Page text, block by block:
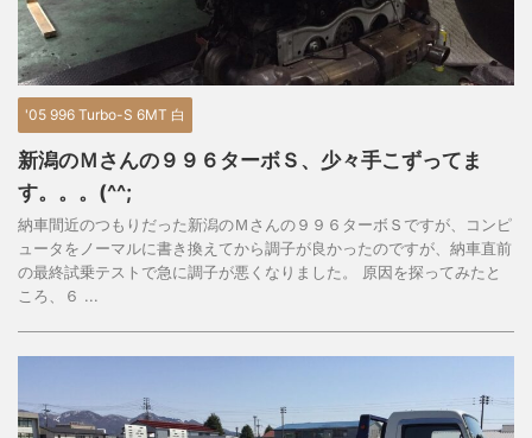
'05 996 Turbo-S 6MT 白
新潟のＭさんの９９６ターボＳ、少々手こずってま
す。。。(^^;
納車間近のつもりだった新潟のＭさんの９９６ターボＳですが、コンピ
ュータをノーマルに書き換えてから調子が良かったのですが、納車直前
の最終試乗テストで急に調子が悪くなりました。 原因を探ってみたと
ころ、６ ...